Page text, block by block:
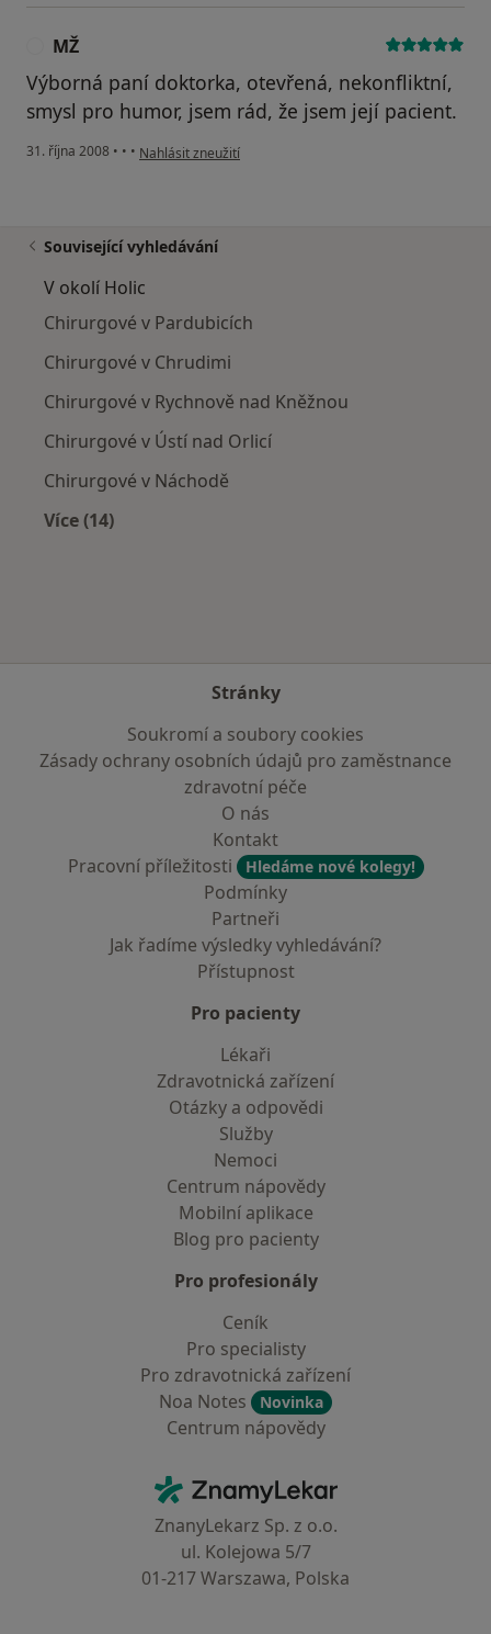
MŽ
Výborná paní doktorka, otevřená, nekonfliktní,
smysl pro humor, jsem rád, že jsem její pacient.
31. října 2008 • • • podle názoru uživatele MŽ
Nahlásit zneužití
Související vyhledávání
V okolí Holic
Chirurgové v Pardubicích
Chirurgové v Chrudimi
Chirurgové v Rychnově nad Kněžnou
Chirurgové v Ústí nad Orlicí
Chirurgové v Náchodě
Více (14)
Stránky
Soukromí a soubory cookies
Zásady ochrany osobních údajů pro zaměstnance
zdravotní péče
O nás
Kontakt
Pracovní příležitosti
Hledáme nové kolegy!
Podmínky
Partneři
Jak řadíme výsledky vyhledávání?
Přístupnost
Pro pacienty
Lékaři
Zdravotnická zařízení
Otázky a odpovědi
Služby
Nemoci
Centrum nápovědy
Mobilní aplikace
Blog pro pacienty
Pro profesionály
Ceník
Pro specialisty
Pro zdravotnická zařízení
Noa Notes
Novinka
Centrum nápovědy
ZnamyLekar - Hlavní stránka
ZnanyLekarz Sp. z o.o.
ul. Kolejowa 5/7
01-217 Warszawa, Polska